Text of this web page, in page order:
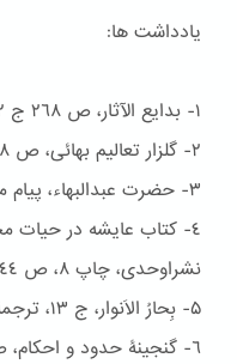
یادداشت ها:
١- بدایع الآثار، ص ٢٦٨ ج ٢.
٢- گلزار تعالیم بهائی، ص ٢١۸.
٣- حضرت عبدالبهاء، پیام ملکوت، ص ١٣٩.
٤- كتاب عایشه در حیات
نشراوحدی، چاپ ۸، ص ٤٤
۵- بِحارُ الاَنوار، ج ۱۳، ترجمۀ آقای دوانی، ص ۱۱۰۹.
٦- گنجینۀ حدود و احكام، ص۲۹۹.